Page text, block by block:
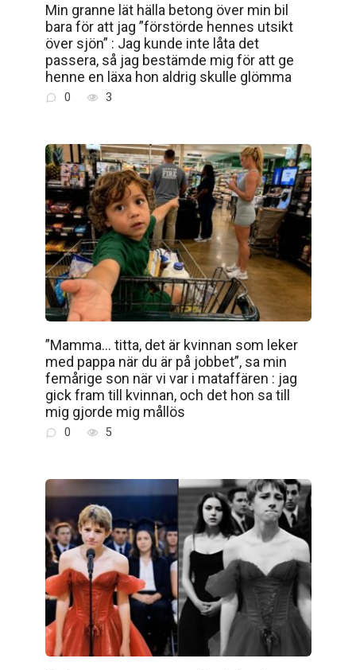
Min granne lät hälla betong över min bil
bara för att jag ”förstörde hennes utsikt
över sjön” : Jag kunde inte låta det
passera, så jag bestämde mig för att ge
henne en läxa hon aldrig skulle glömma
0 3
”Mamma… titta, det är kvinnan som leker
med pappa när du är på jobbet”, sa min
femårige son när vi var i mataffären : jag
gick fram till kvinnan, och det hon sa till
mig gjorde mig mållös
0 5